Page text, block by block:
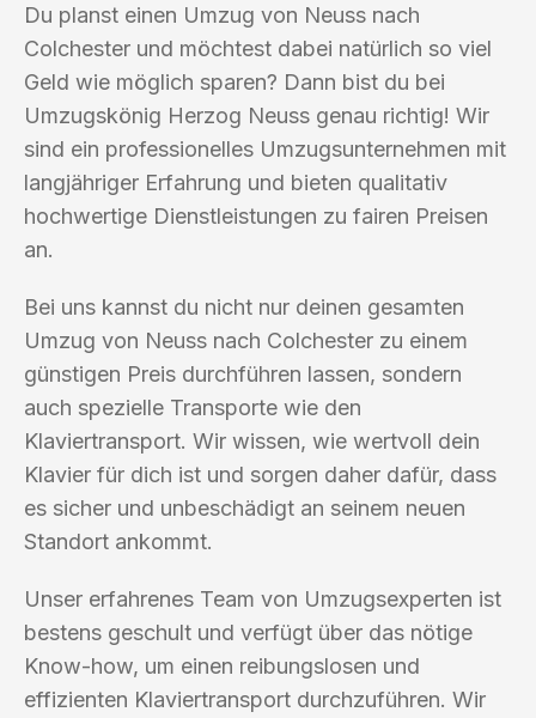
Du planst einen Umzug von Neuss nach
Colchester und möchtest dabei natürlich so viel
Geld wie möglich sparen? Dann bist du bei
Umzugskönig Herzog Neuss genau richtig! Wir
sind ein professionelles Umzugsunternehmen mit
langjähriger Erfahrung und bieten qualitativ
hochwertige Dienstleistungen zu fairen Preisen
an.
Bei uns kannst du nicht nur deinen gesamten
Umzug von Neuss nach Colchester zu einem
günstigen Preis durchführen lassen, sondern
auch spezielle Transporte wie den
Klaviertransport. Wir wissen, wie wertvoll dein
Klavier für dich ist und sorgen daher dafür, dass
es sicher und unbeschädigt an seinem neuen
Standort ankommt.
Unser erfahrenes Team von Umzugsexperten ist
bestens geschult und verfügt über das nötige
Know-how, um einen reibungslosen und
effizienten Klaviertransport durchzuführen. Wir